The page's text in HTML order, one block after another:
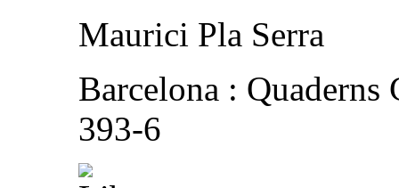
Maurici Pla Serra
Barcelona :
393-6